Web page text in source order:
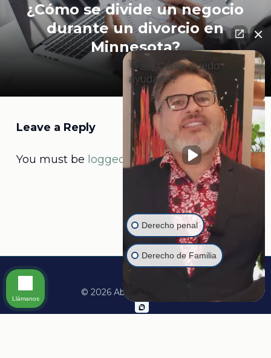
¿Cómo se divide un negocio
durante un divorcio en
Minnesota?
Leave a Reply
You must be logged into post a comment.
© 2026 Abogado Martine.
👋🏼¿Cómo puedo
ayudarte?
Derecho penal
Derecho de Familia
Llámanos